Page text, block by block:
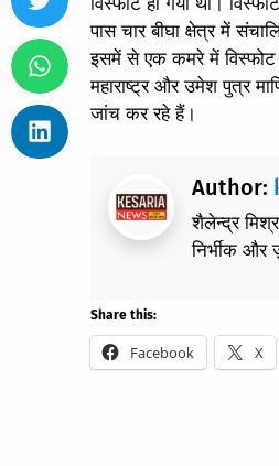
पास चार बीघा क्षेत्र में
इसमें से एक कमरे में विस्फोट
महाराष्ट्र और उमेश पुत्र
जांच कर रहे हैं।
Author:
शैलेन्द्र
निर्भीक और
Share this:
Facebook X